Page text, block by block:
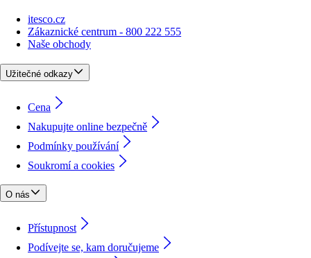
itesco.cz
Zákaznické centrum - 800 222 555
Naše obchody
Užitečné odkazy
Cena
Nakupujte online bezpečně
Podmínky používání
Soukromí a cookies
O nás
Přístupnost
Podívejte se, kam doručujeme